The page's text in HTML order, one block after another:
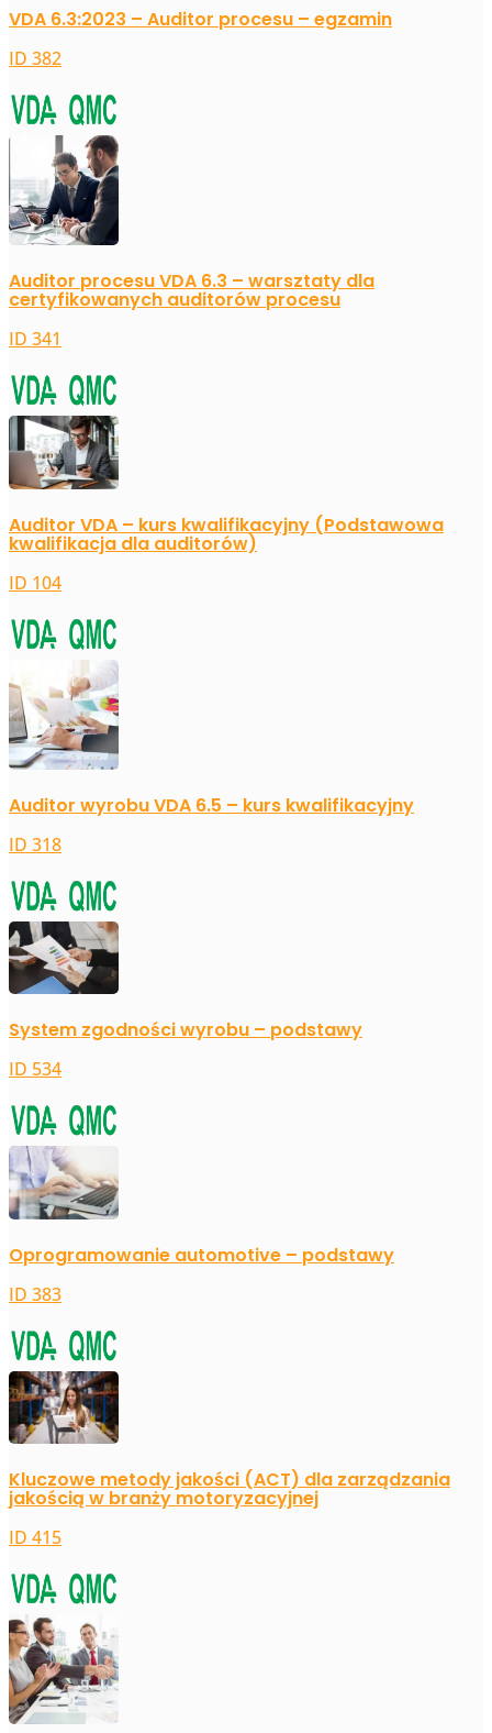
VDA 6.3:2023 – Auditor procesu – egzamin
ID 382
Auditor procesu VDA 6.3 – warsztaty dla
certyfikowanych auditorów procesu
ID 341
Auditor VDA – kurs kwalifikacyjny (Podstawowa
kwalifikacja dla auditorów)
ID 104
Auditor wyrobu VDA 6.5 – kurs kwalifikacyjny
ID 318
System zgodności wyrobu – podstawy
ID 534
Oprogramowanie automotive – podstawy
ID 383
Kluczowe metody jakości (ACT) dla zarządzania
jakością w branży motoryzacyjnej
ID 415